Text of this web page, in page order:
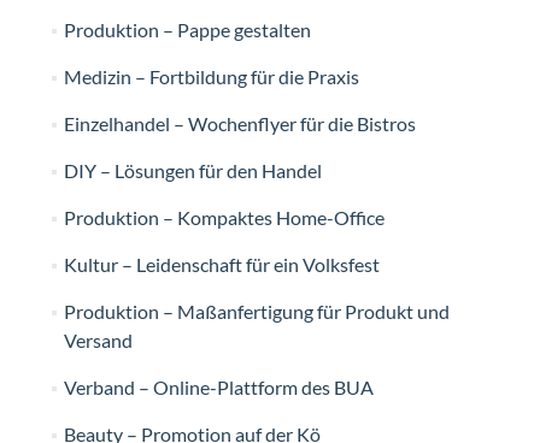
Produktion – Pappe gestalten
Medizin – Fortbildung für die Praxis
Einzelhandel – Wochenflyer für die Bistros
DIY – Lösungen für den Handel
Produktion – Kompaktes Home-Office
Kultur – Leidenschaft für ein Volksfest
Produktion – Maßanfertigung für Produkt und
Versand
Verband – Online-Plattform des BUA
Beauty – Promotion auf der Kö